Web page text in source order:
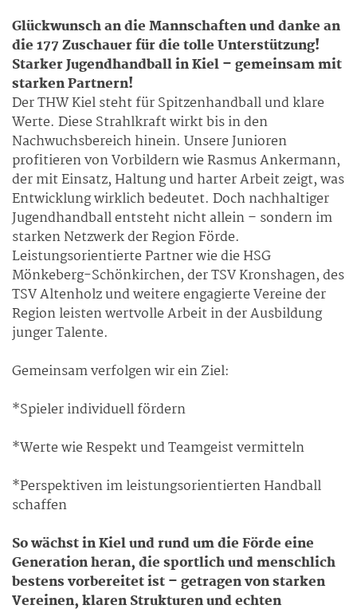
Glückwunsch an die Mannschaften und danke an
die 177 Zuschauer für die tolle Unterstützung!
Starker Jugendhandball in Kiel – gemeinsam mit
starken Partnern!
Der THW Kiel steht für Spitzenhandball und klare
Werte. Diese Strahlkraft wirkt bis in den
Nachwuchsbereich hinein. Unsere Junioren
profitieren von Vorbildern wie Rasmus Ankermann,
der mit Einsatz, Haltung und harter Arbeit zeigt, was
Entwicklung wirklich bedeutet. Doch nachhaltiger
Jugendhandball entsteht nicht allein – sondern im
starken Netzwerk der Region Förde.
Leistungsorientierte Partner wie die HSG
Mönkeberg-Schönkirchen, der TSV Kronshagen, des
TSV Altenholz und weitere engagierte Vereine der
Region leisten wertvolle Arbeit in der Ausbildung
junger Talente.
Gemeinsam verfolgen wir ein Ziel:
*Spieler individuell fördern
*Werte wie Respekt und Teamgeist vermitteln
*Perspektiven im leistungsorientierten Handball
schaffen
So wächst in Kiel und rund um die Förde eine
Generation heran, die sportlich und menschlich
bestens vorbereitet ist – getragen von starken
Vereinen, klaren Strukturen und echten